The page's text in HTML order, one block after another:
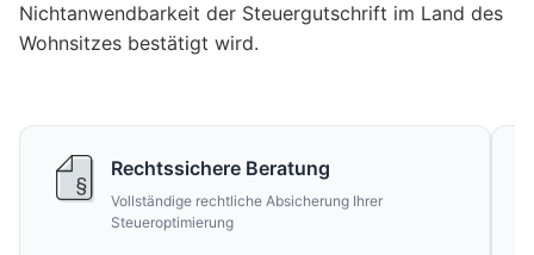
Nichtanwendbarkeit der Steuergutschrift im Land des
Wohnsitzes bestätigt wird.
Rechtssichere Beratung
Vollständige rechtliche Absicherung Ihrer
Steueroptimierung